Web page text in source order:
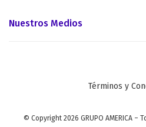
Nuestros Medios
Términos y
© Copyright 2026 GRUPO AMERICA –